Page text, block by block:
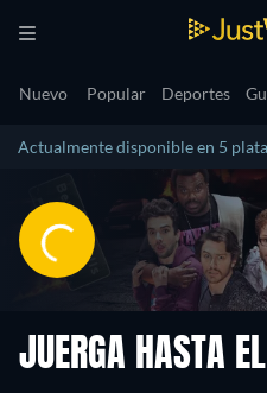
Nuevo Popular Deportes
Actualmente disponible en 5
JUERGA HASTA